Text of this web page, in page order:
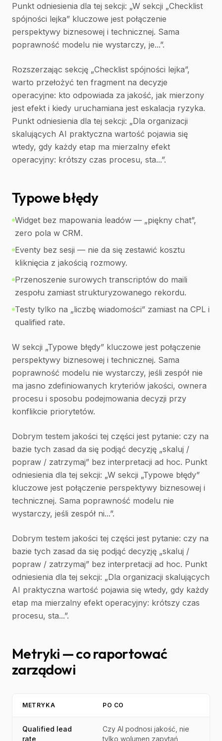
Punkt odniesienia dla tej sekcji: „W sekcji „Checklist
spójności lejka” kluczowe jest połączenie
perspektywy biznesowej i technicznej. Sama
poprawność modelu nie wystarczy, je...”.
Rozszerzając sekcję „Checklist spójności lejka”,
warto przełożyć ten fragment na decyzje
operacyjne: kto odpowiada za jakość, jak mierzony
jest efekt i kiedy uruchamiana jest eskalacja ryzyka.
Punkt odniesienia dla tej sekcji: „Dla organizacji
skalujących AI praktyczna wartość pojawia się
wtedy, gdy każdy etap ma mierzalny efekt
operacyjny: krótszy czas procesu, sta...”.
Typowe błędy
Widget bez mapowania leadów — „piękny chat”,
zero pola w CRM.
Eventy bez sesji — nie da się zestawić kosztu
kliknięcia z jakością rozmowy.
Przenoszenie surowych transcriptów do maili
zespołu zamiast strukturyzowanego rekordu.
Testy tylko na „liczbę wiadomości” zamiast na CPL i
qualified rate.
W sekcji „Typowe błędy” kluczowe jest połączenie
perspektywy biznesowej i technicznej. Sama
poprawność modelu nie wystarczy, jeśli zespół nie
ma jasno zdefiniowanych kryteriów jakości, ownera
procesu i sposobu podejmowania decyzji przy
konflikcie priorytetów.
Dobrym testem jakości tej części jest pytanie: czy na
bazie tych zasad da się podjąć decyzję „skaluj /
popraw / zatrzymaj” bez interpretacji ad hoc. Punkt
odniesienia dla tej sekcji: „W sekcji „Typowe błędy”
kluczowe jest połączenie perspektywy biznesowej i
technicznej. Sama poprawność modelu nie
wystarczy, jeśli zespół ni...”.
Dobrym testem jakości tej części jest pytanie: czy na
bazie tych zasad da się podjąć decyzję „skaluj /
popraw / zatrzymaj” bez interpretacji ad hoc. Punkt
odniesienia dla tej sekcji: „Dla organizacji skalujących
AI praktyczna wartość pojawia się wtedy, gdy każdy
etap ma mierzalny efekt operacyjny: krótszy czas
procesu, sta...”.
Metryki — co raportować
zarządowi
METRYKA PO CO
Qualified lead
rate
Czy AI podnosi jakość, nie
tylko wolumen zapytań